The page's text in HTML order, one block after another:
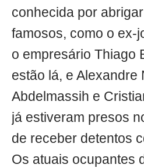
conhecida por
famosos, como o ex-
o empresário Thiago
estão lá, e Alexandre
Abdelmassih e
já estiveram presos
de receber detentos
Os atuais ocupantes